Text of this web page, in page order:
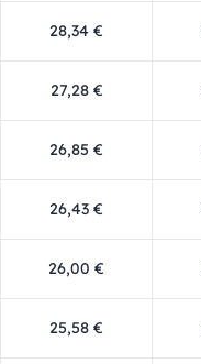
28,34 €
27,28 €
26,85 €
26,43 €
26,00 €
25,58 €